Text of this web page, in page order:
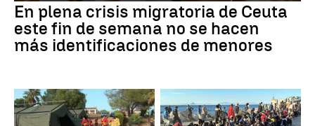
En plena crisis migratoria de Ceuta
este fin de semana no se hacen
más identificaciones de menores